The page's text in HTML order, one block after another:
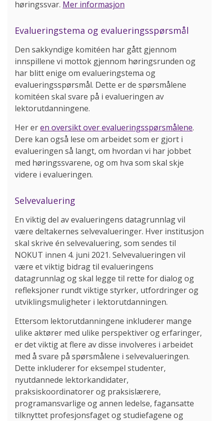
høringssvar. Mer informasjon
Evalueringstema og evalueringsspørsmål
Den sakkyndige komitéen har gått gjennom
innspillene vi mottok gjennom høringsrunden og
har blitt enige om evalueringstema og
evalueringsspørsmål. Dette er de spørsmålene
komitéen skal svare på i evalueringen av
lektorutdanningene.
Her eren oversikt over evalueringsspørsmålene.
Dere kan også lese om arbeidet som er gjort i
evalueringen så langt, om hvordan vi har jobbet
med høringssvarene, og om hva som skal skje
videre i evalueringen.
Selvevaluering
En viktig del av evalueringens datagrunnlag vil
være deltakernes selvevalueringer. Hver institusjon
skal skrive én selvevaluering, som sendes til
NOKUT innen 4. juni 2021. Selvevalueringen vil
være et viktig bidrag til evalueringens
datagrunnlag og skal legge til rette for dialog og
refleksjoner rundt viktige styrker, utfordringer og
utviklingsmuligheter i lektorutdanningen.
Ettersom lektorutdanningene inkluderer mange
ulike aktører med ulike perspektiver og erfaringer,
er det viktig at flere av disse involveres i arbeidet
med å svare på spørsmålene i selvevalueringen.
Dette inkluderer for eksempel studenter,
nyutdannede lektorkandidater,
praksiskoordinatorer og praksislærere,
programansvarlige og annen ledelse, fagansatte
tilknyttet profesjonsfaget og studiefagene og